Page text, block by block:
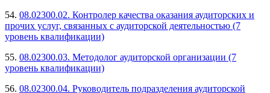
54. 08.02300.02. Контролер качества оказания аудиторских и
прочих услуг, связанных с аудиторской деятельностью (7
уровень квалификации)
55. 08.02300.03. Методолог аудиторской организации (7
уровень квалификации)
56. 08.02300.04. Руководитель подразделения аудиторской